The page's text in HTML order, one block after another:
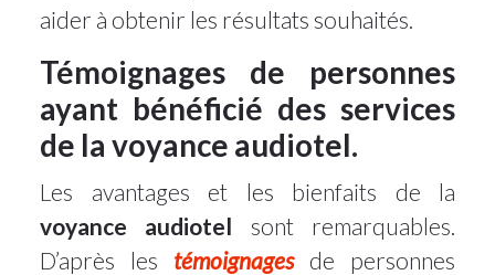
aider à obtenir les résultats souhaités.
Témoignages de personnes
ayant bénéficié des services
de la voyance audiotel.
Les avantages et les bienfaits de la
voyance audiotel sont remarquables.
D’après les témoignagesde personnes